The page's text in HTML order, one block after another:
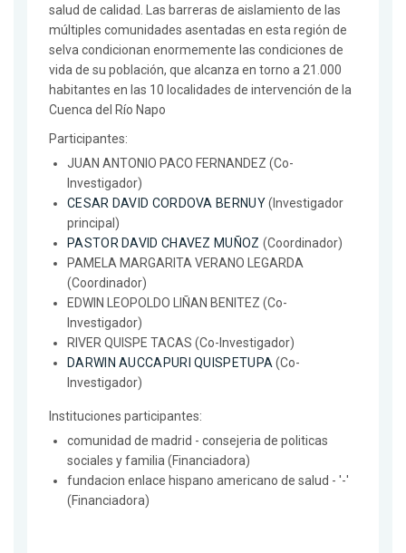
salud de calidad. Las barreras de aislamiento de las
múltiples comunidades asentadas en esta región de
selva condicionan enormemente las condiciones de
vida de su población, que alcanza en torno a 21.000
habitantes en las 10 localidades de intervención de la
Cuenca del Río Napo
Participantes:
JUAN ANTONIO PACO FERNANDEZ (Co-
Investigador)
CESAR DAVID CORDOVA BERNUY(Investigador
principal)
PASTOR DAVID CHAVEZ MUÑOZ (Coordinador)
PAMELA MARGARITA VERANO LEGARDA
(Coordinador)
EDWIN LEOPOLDO LIÑAN BENITEZ (Co-
Investigador)
RIVER QUISPE TACAS (Co-Investigador)
DARWIN AUCCAPURI QUISPETUPA(Co-
Investigador)
Instituciones participantes:
comunidad de madrid - consejeria de politicas
sociales y familia (Financiadora)
fundacion enlace hispano americano de salud - '-'
(Financiadora)